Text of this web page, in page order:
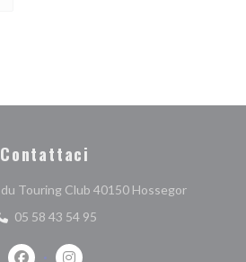
Contattaci
Touring Club 40150 Hossegor((apre
05 58 43 54 95